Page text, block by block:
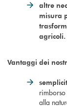
altre
misura
agricoli.
Vantaggi dei
alla